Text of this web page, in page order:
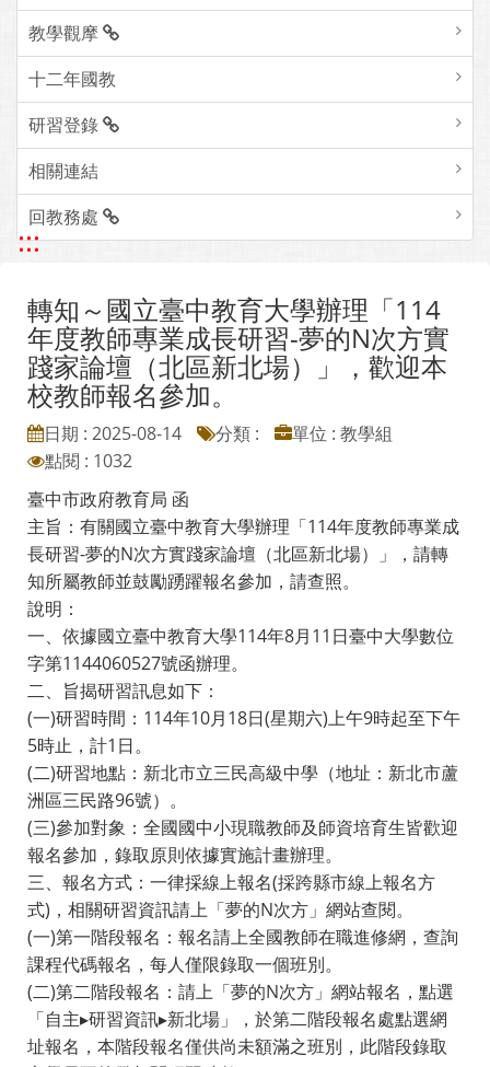
教學觀摩
十二年國教
研習登錄
相關連結
回教務處
:::
轉知～國立臺中教育大學辦理「114
年度教師專業成長研習-夢的N次方實
踐家論壇（北區新北場）」，歡迎本
校教師報名參加。
日期 : 2025-08-14 分類 :
單位 : 教學組
點閱 : 1032
臺中市政府教育局 函
主旨：有關國立臺中教育大學辦理「114年度教師專業成
長研習-夢的N次方實踐家論壇（北區新北場）」，請轉
知所屬教師並鼓勵踴躍報名參加，請查照。
說明：
一、依據國立臺中教育大學114年8月11日臺中大學數位
字第1144060527號函辦理。
二、旨揭研習訊息如下：
(一)研習時間：114年10月18日(星期六)上午9時起至下午
5時止，計1日。
(二)研習地點：新北市立三民高級中學（地址：新北市蘆
洲區三民路96號）。
(三)參加對象：全國國中小現職教師及師資培育生皆歡迎
報名參加，錄取原則依據實施計畫辦理。
三、報名方式：一律採線上報名(採跨縣市線上報名方
式)，相關研習資訊請上「夢的N次方」網站查閱。
(一)第一階段報名：報名請上全國教師在職進修網，查詢
課程代碼報名，每人僅限錄取一個班別。
(二)第二階段報名：請上「夢的N次方」網站報名，點選
「自主▸研習資訊▸新北場」，於第二階段報名處點選網
址報名，本階段報名僅供尚未額滿之班別，此階段錄取